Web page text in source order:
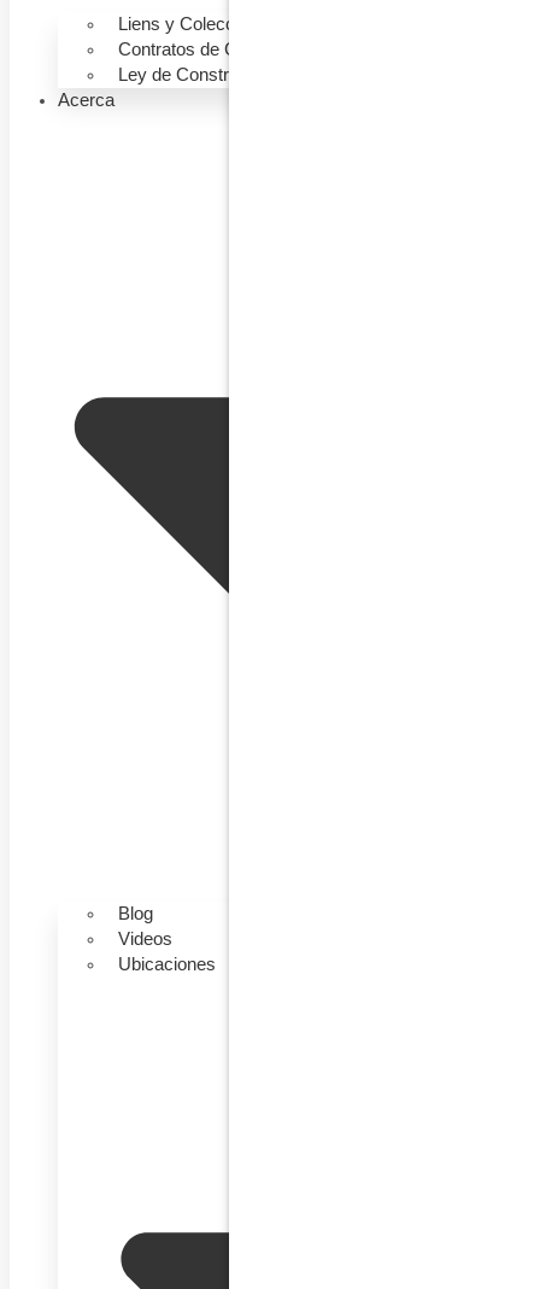
Liens y Colecciones
Contratos de Construcción
Ley de Construcción
Acerca
Blog
Videos
Ubicaciones